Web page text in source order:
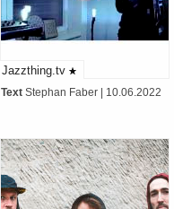
Jazzthing.tv
Text Stephan Faber | 10.06.2022